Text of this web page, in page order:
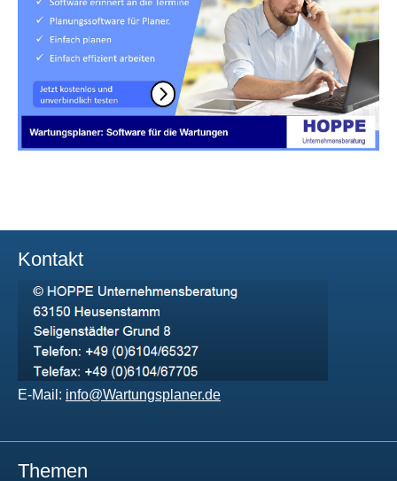
Kontakt
E-Mail: info@Wartungsplaner.de
Themen